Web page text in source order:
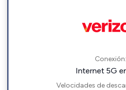
Conexión:
Internet 5G
Velocidades de